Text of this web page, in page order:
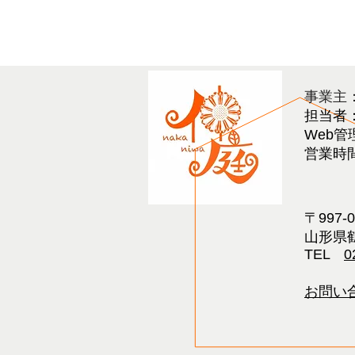
事業主
担当者
Web管
営業時
〒
山形県
TEL
お問い